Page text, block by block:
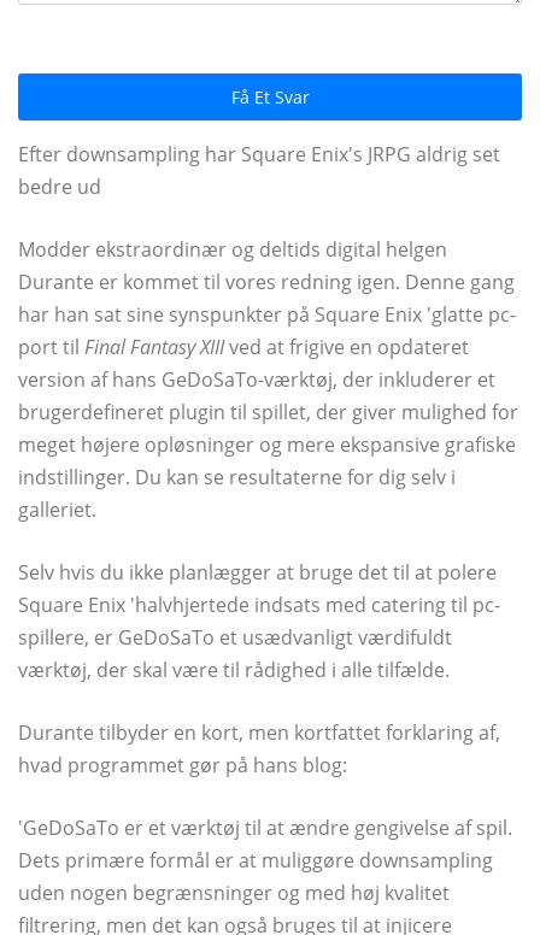
Få Et Svar
Efter downsampling har Square Enix's JRPG aldrig set
bedre ud
Modder ekstraordinær og deltids digital helgen
Durante er kommet til vores redning igen. Denne gang
har han sat sine synspunkter på Square Enix 'glatte pc-
port til Final Fantasy XIIIved at frigive en opdateret
version af hans GeDoSaTo-værktøj, der inkluderer et
brugerdefineret plugin til spillet, der giver mulighed for
meget højere opløsninger og mere ekspansive grafiske
indstillinger. Du kan se resultaterne for dig selv i
galleriet.
Selv hvis du ikke planlægger at bruge det til at polere
Square Enix 'halvhjertede indsats med catering til pc-
spillere, er GeDoSaTo et usædvanligt værdifuldt
værktøj, der skal være til rådighed i alle tilfælde.
Durante tilbyder en kort, men kortfattet forklaring af,
hvad programmet gør på hans blog:
'GeDoSaTo er et værktøj til at ændre gengivelse af spil.
Dets primære formål er at muliggøre downsampling
uden nogen begrænsninger og med høj kvalitet
filtrering, men det kan også bruges til at injicere